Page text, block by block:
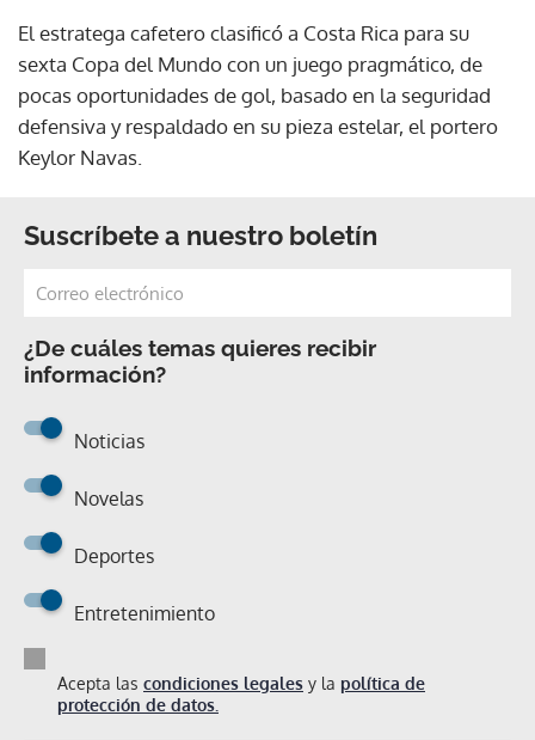
El estratega cafetero clasificó a Costa Rica para su
sexta Copa del Mundo con un juego pragmático, de
pocas oportunidades de gol, basado en la seguridad
defensiva y respaldado en su pieza estelar, el portero
Keylor Navas.
Suscríbete a nuestro boletín
¿De cuáles temas quieres recibir
información?
Noticias
Novelas
Deportes
Entretenimiento
Acepta las condiciones legales y la política de
protección de datos.